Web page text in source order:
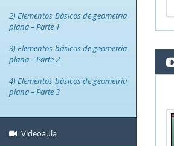
2) Elementos Básicos de geometria
plana – Parte 1
3) Elementos básicos de geometria
plana – Parte 2
4) Elementos básicos de geometria
plana – Parte 3
Videoaula